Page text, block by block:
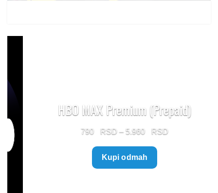
HBO MAX Premium (Prepaid)
– 5.960
Price
range:
Kupi odmah